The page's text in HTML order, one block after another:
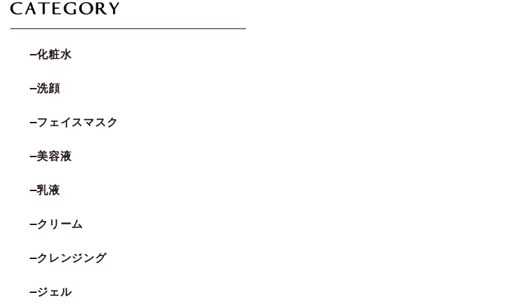
化粧水
洗顔
フェイスマスク
美容液
乳液
クリーム
クレンジング
ジェル